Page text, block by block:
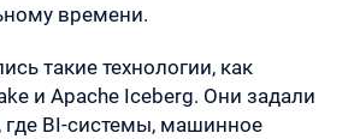
времени.
такие технологии, как
и Apache Iceberg. Они задали
где BI-системы, машинное